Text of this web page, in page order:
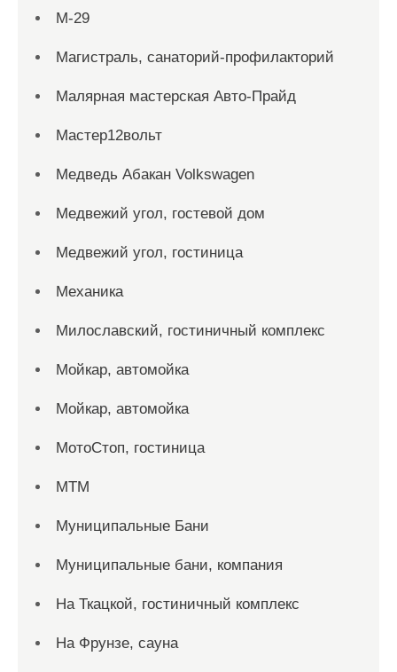
М-29
Магистраль, санаторий-профилакторий
Малярная мастерская Авто-Прайд
Мастер12вольт
Медведь Абакан Volkswagen
Медвежий угол, гостевой дом
Медвежий угол, гостиница
Механика
Милославский, гостиничный комплекс
Мойкар, автомойка
Мойкар, автомойка
МотоСтоп, гостиница
МТМ
Муниципальные Бани
Муниципальные бани, компания
На Ткацкой, гостиничный комплекс
На Фрунзе, сауна